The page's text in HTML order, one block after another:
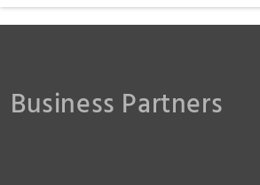
Business Partners